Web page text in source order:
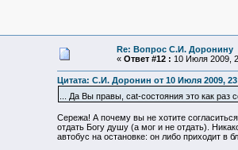
Re: Вопрос С.И. Доронину
« Ответ #12 : 10 Июля 2009,
Цитата: С.И. Доронин от 10 Июля 2009,
... Да Вы правы, cat-состояния это как раз
Сережа! А почему вы не хотите
отдать Богу душу (а мог и не отдать).
автобус на остановке: он либо приходит в